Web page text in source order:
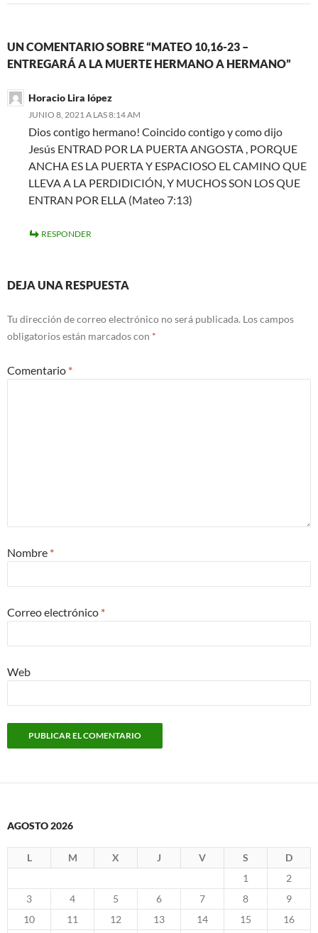
UN COMENTARIO SOBRE “MATEO 10,16-23 –
ENTREGARÁ A LA MUERTE HERMANO A HERMANO”
Horacio Lira lópez
JUNIO 8, 2021 A LAS 8:14 AM
Dios contigo hermano! Coincido contigo y como dijo
Jesús ENTRAD POR LA PUERTA ANGOSTA , PORQUE
ANCHA ES LA PUERTA Y ESPACIOSO EL CAMINO QUE
LLEVA A LA PERDIDICIÓN, Y MUCHOS SON LOS QUE
ENTRAN POR ELLA (Mateo 7:13)
RESPONDER
DEJA UNA RESPUESTA
Tu dirección de correo electrónico no será publicada. Los campos
obligatorios están marcados con *
Comentario *
Nombre *
Correo electrónico *
Web
AGOSTO 2026
L M X J V S
D
1
2
3
4 5 6 7 8
9
10
11 12 13 14 15
16